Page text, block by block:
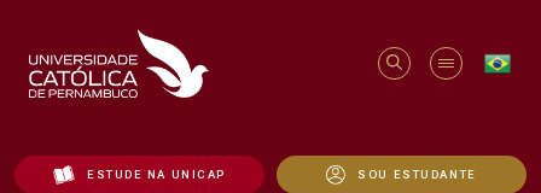
ESTUDE NA UNICAP SOU ESTUDANTE